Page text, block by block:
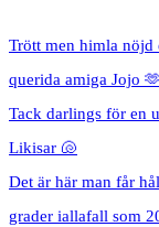
Trött men himla nöjd
querida amiga Jojo
Tack darlings för en
Likisar 🐚
Det är här man får
grader iallafall som